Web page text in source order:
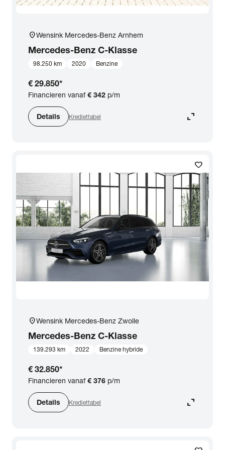
location_onWensink Mercedes-Benz Arnhem
Mercedes-Benz C-Klasse
98.250 km 2020 Benzine
€ 29.850*
Financieren vanaf€ 342 p/m
Details Krediettabel expand_content
favorite
location_onWensink Mercedes-Benz Zwolle
Mercedes-Benz C-Klasse
139.293 km 2022 Benzine hybride
€ 32.850*
Financieren vanaf€ 376 p/m
Details Krediettabel expand_content